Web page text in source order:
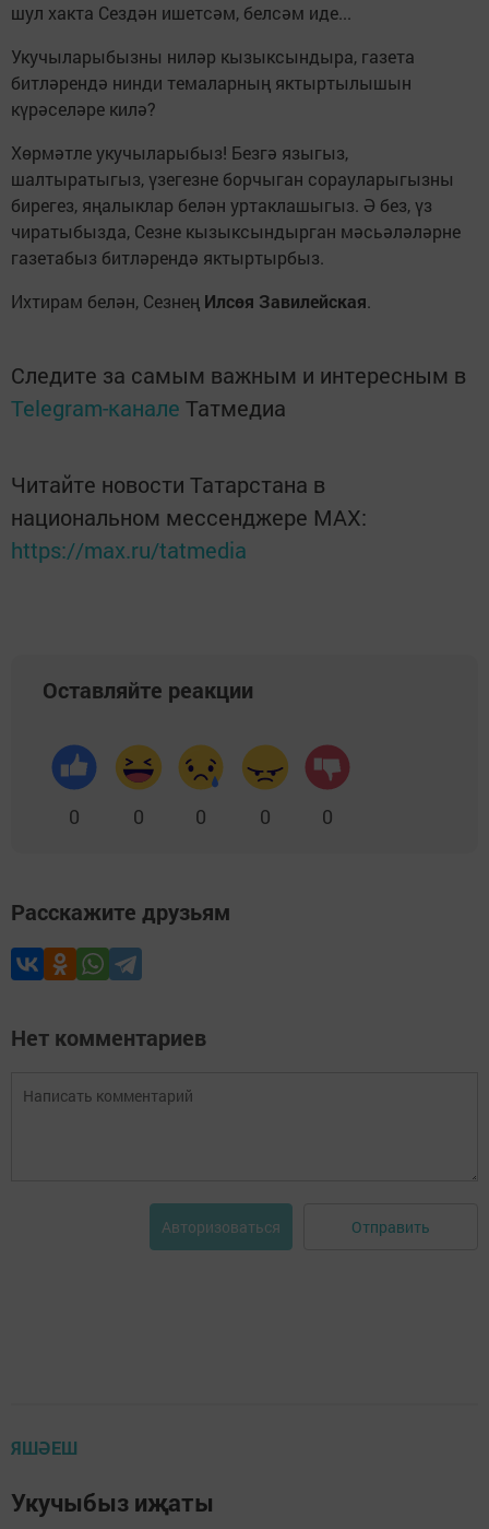
шул хакта Сездән ишетсәм, белсәм иде...
Укучыларыбызны ниләр кызыксындыра, газета
битләрендә нинди темаларның яктыртылышын
күрәселәре килә?
Хөрмәтле укучыларыбыз! Безгә языгыз,
шалтыратыгыз, үзегезне борчыган сорауларыгызны
бирегез, яңалыклар белән уртаклашыгыз. Ә без, үз
чиратыбызда, Сезне кызыксындырган мәсьәләләрне
газетабыз битләрендә яктыртырбыз.
Ихтирам белән, Сезнең Илсөя Завилейская.
Следите за самым важным и интересным в
Telegram-канале Татмедиа
Читайте новости Татарстана в
национальном мессенджере MАХ:
https://max.ru/tatmedia
Оставляйте реакции
0 0 0 0 0
Расскажите друзьям
Нет комментариев
Авторизоваться Отправить
ЯШӘЕШ
Укучыбыз иҗаты